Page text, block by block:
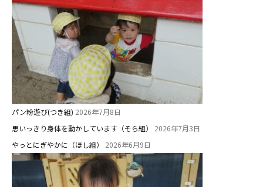
パン粉遊び(つき組) 2026年7月8日
思いっきり身体を動かしています（そら組）
2026年7月3日
やっとにぎやかに（ほし組）
2026年6月9日